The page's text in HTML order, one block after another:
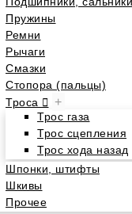
Пружины
Ремни
Рычаги
Смазки
Стопора (пальцы)
Троса
+
Трос газа
Трос сцепления
Трос хода назад
Шпонки, штифты
Шкивы
Прочее